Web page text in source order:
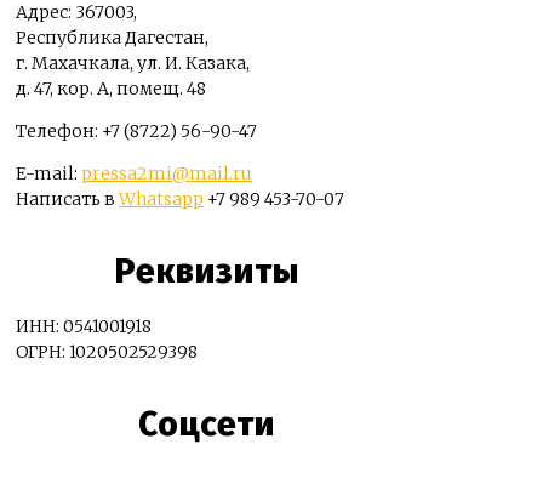
Адрес: 367003,
Республика Дагестан,
г. Махачкала, ул. И. Казака,
д. 47, кор. А, помещ. 48
Телефон: +7 (8722) 56-90-47
E-mail: pressa2mi@mail.ru
Написать вWhatsapp +7 989 453-70-07
Реквизиты
ИНН: 0541001918
ОГРН: 1020502529398
Соцсети